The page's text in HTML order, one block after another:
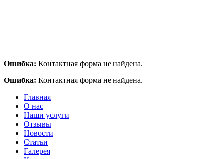
Ошибка: Контактная форма не найдена.
Ошибка: Контактная форма не найдена.
Главная
О нас
Наши услуги
Отзывы
Новости
Статьи
Галерея